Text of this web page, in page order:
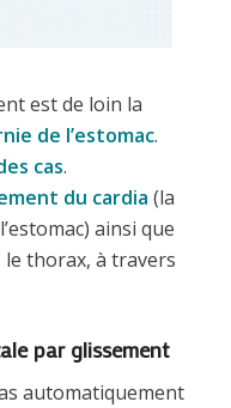
est de loin la
de l’estomac.
cas.
du cardia (la
ainsi que
le thorax, à travers
par glissement
automatiquement